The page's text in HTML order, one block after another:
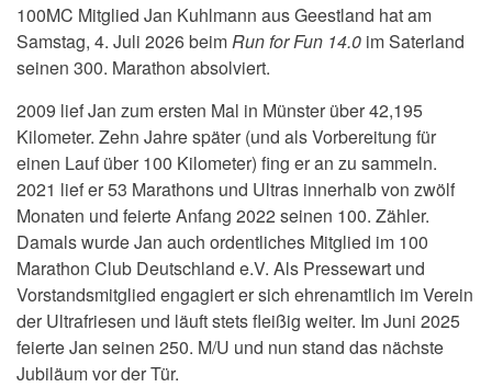
100MC Mitglied Jan Kuhlmann aus Geestland hat am
Samstag, 4. Juli 2026 beim Run for Fun 14.0 im Saterland
seinen 300. Marathon absolviert.
2009 lief Jan zum ersten Mal in Münster über 42,195
Kilometer. Zehn Jahre später (und als Vorbereitung für
einen Lauf über 100 Kilometer) fing er an zu sammeln.
2021 lief er 53 Marathons und Ultras innerhalb von zwölf
Monaten und feierte Anfang 2022 seinen 100. Zähler.
Damals wurde Jan auch ordentliches Mitglied im 100
Marathon Club Deutschland e.V. Als Pressewart und
Vorstandsmitglied engagiert er sich ehrenamtlich im Verein
der Ultrafriesen und läuft stets fleißig weiter. Im Juni 2025
feierte Jan seinen 250. M/U und nun stand das nächste
Jubiläum vor der Tür.